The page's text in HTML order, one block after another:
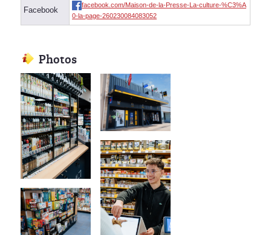
Facebook
facebook.com/Maison-de-la-Presse-La-culture-%C3%A
0-la-page-260230084083052
Photos